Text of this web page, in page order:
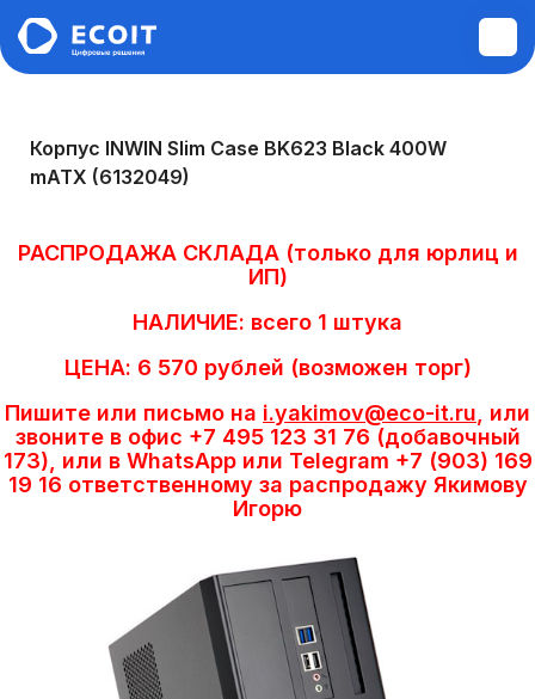
Корпус INWIN Slim Case BK623 Black 400W
mATX (6132049)
РАСПРОДАЖА СКЛАДА (только для юрлиц и
ИП)
НАЛИЧИЕ: всего 1 штука
ЦЕНА: 6 570 рублей (возможен торг)
Пишите или письмо на i.yakimov@eco-it.ru , или
звоните в офис +7 495 123 31 76 (добавочный
173), или в WhatsApp или Telegram +7 (903) 169
19 16 ответственному за распродажу Якимову
Игорю
Монтажные и пусконаладочные
работы
Диагностика и ремонт техники
Построение ЛВС, WI-FI,
Информационной безопасности,
Сервера, СХД
Системы управления электронной
очередью
Системы видеонаблюдения и
видеоаналитики
Структурированные кабельные